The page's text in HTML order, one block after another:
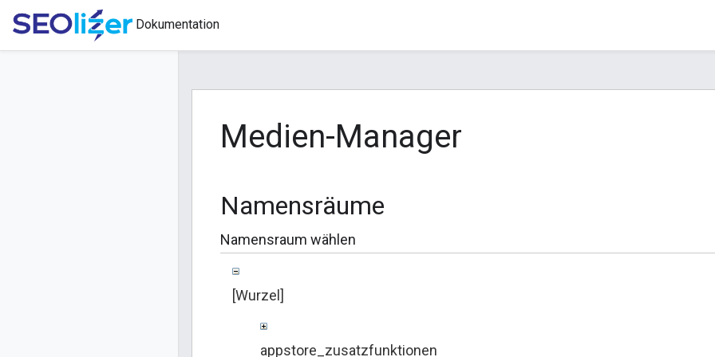
Dokumentation
Medien-Manager
Namensräume
Namensraum wählen
[Wurzel]
appstore_zusatzfunktionen